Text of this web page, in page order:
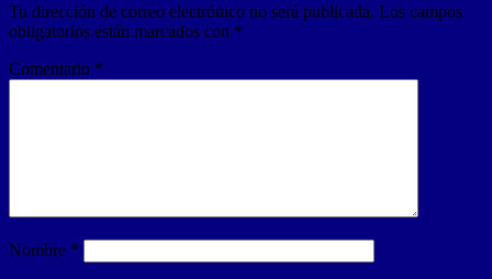
Tu dirección de correo electrónico no será publicada. Los campos
obligatorios están marcados con *
Comentario *
Nombre *